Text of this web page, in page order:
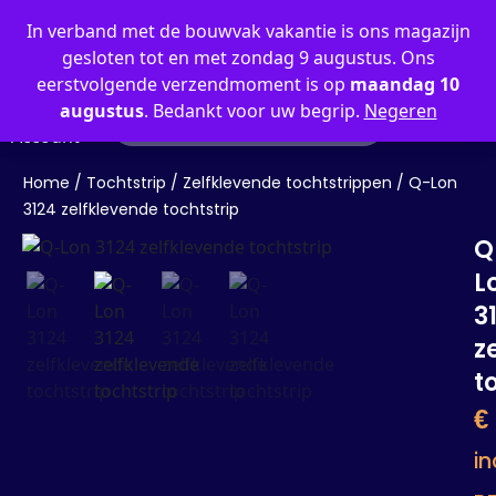
In verband met de bouwvak vakantie is ons magazijn
gesloten tot en met zondag 9 augustus. Ons
eerstvolgende verzendmoment is op maandag 10
augustus. Bedankt voor uw begrip. Negeren
Mijn
Account
Home / Tochtstrip / Zelfklevende tochtstrippen / Q-Lon
3124 zelfklevende tochtstrip
€